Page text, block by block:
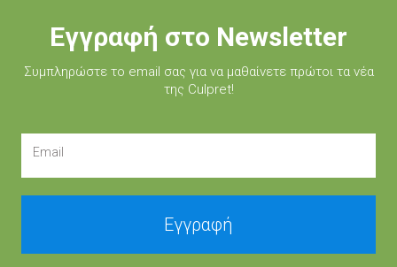
Εγγραφή στο Newsletter
Συμπληρώστε τo email σας για να μαθαίνετε πρώτοι τα νέα
της Culpret!
Email
Εγγραφή